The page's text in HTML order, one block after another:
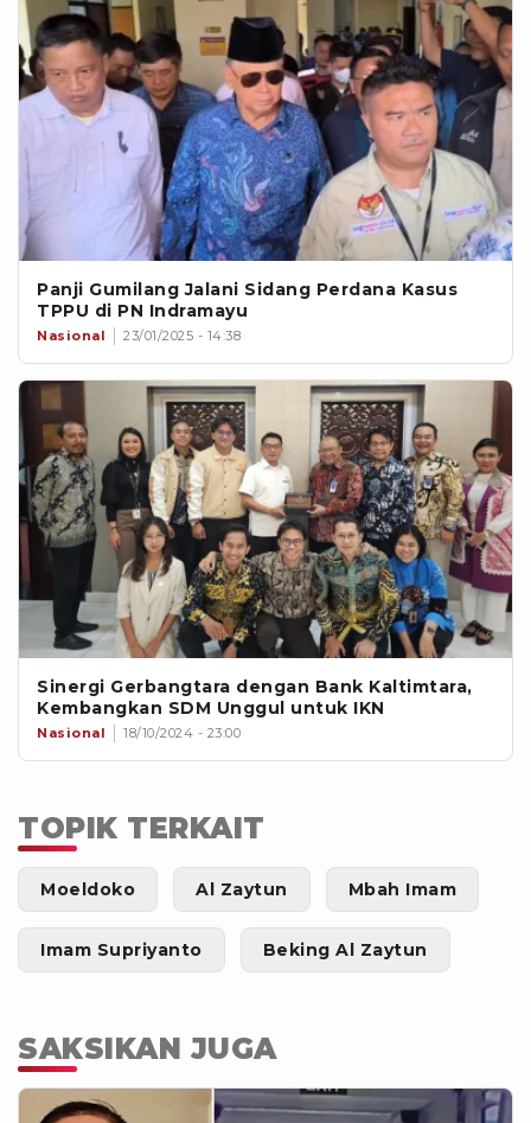
Panji Gumilang Jalani Sidang Perdana Kasus
TPPU di PN Indramayu
Nasional 23/01/2025 - 14:38
Sinergi Gerbangtara dengan Bank Kaltimtara,
Kembangkan SDM Unggul untuk IKN
Nasional 18/10/2024 - 23:00
TOPIK TERKAIT
Moeldoko Al Zaytun Mbah Imam
Imam Supriyanto Beking Al Zaytun
SAKSIKAN JUGA